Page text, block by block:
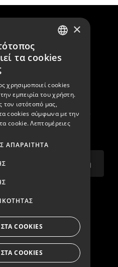
newsletter μας για να
και νέα μας.
Εγγραφή
×
τα cookies
χρησιμοποιεί cookies
εμπειρία του χρήστη.
τον ιστότοπό μας,
cookies σύμφωνα με την
cookie. Λεπτομέρειες
ΑΠΑΡΑΊΤΗΤΑ
COOKIES
COOKIES